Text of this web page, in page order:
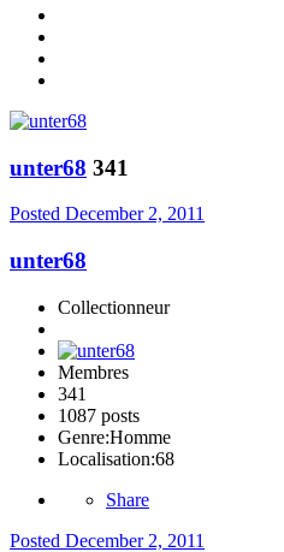
unter68 341
Posted December 2, 2011
unter68
Collectionneur
Membres
341
1087 posts
Genre:Homme
Localisation:68
Share
Posted December 2, 2011